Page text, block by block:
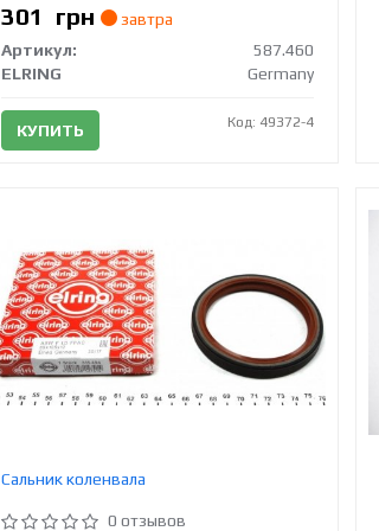
301 грн
завтра
Артикул:
587.460
ELRING
Germany
КУПИТЬ Код: 49372-4
Сальник коленвала
0 отзывов